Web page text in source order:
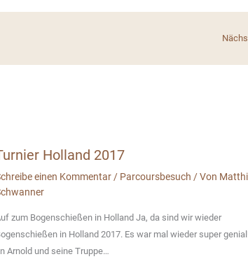
Holland 2017
einen Kommentar / Parcoursbesuch / Von
zum Bogenschießen in Holland Ja, da sind wir wieder
in Holland 2017. Es war mal wieder super
Arnold und seine Truppe…